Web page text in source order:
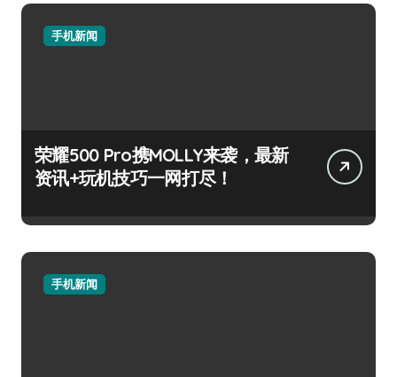
手机新闻
荣耀500 Pro携MOLLY来袭，最新
资讯+玩机技巧一网打尽！
手机新闻